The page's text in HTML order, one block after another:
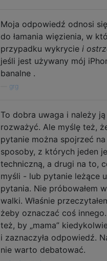
Moja odpowiedź odnosi
do łamania więzienia, w
przypadku wykrycie i
jeśli jest używany mój
banalne .
grg
To dobra uwaga i należy ją
rozważyć. Ale myślę też,
pytanie można spojrzeć
sposoby, z których jeden
techniczną, a drugi na to,
myśli - lub pytanie leżące
pytania. Nie próbowałem
walki. Właśnie
żeby oznaczać coś
też, by „mama”
i zaznaczyła odpowiedź.
nie warto debatować.